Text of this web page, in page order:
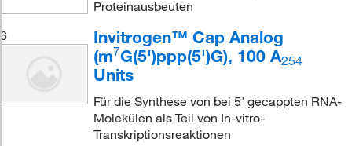
Proteinausbeuten
6
Invitrogen™ Cap Analog
(m7G(5')ppp(5')G), 100 A254
Units
Für die Synthese von bei 5' gecappten RNA-
Molekülen als Teil von In-vitro-
Transkriptionsreaktionen